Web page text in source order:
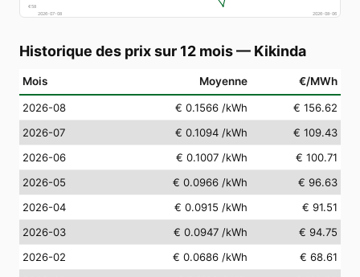
€58
2026-07-08
2026-08-06
Historique des prix sur 12 mois— Kikinda
Mois Moyenne €/MWh
2026-08 € 0.1566 /kWh
€ 156.62
2026-07
€ 0.1094 /kWh
€ 109.43
2026-06
€ 0.1007 /kWh
€ 100.71
2026-05
€ 0.0966 /kWh
€ 96.63
2026-04
€ 0.0915 /kWh
€ 91.51
2026-03
€ 0.0947 /kWh
€ 94.75
2026-02
€ 0.0686 /kWh
€ 68.61